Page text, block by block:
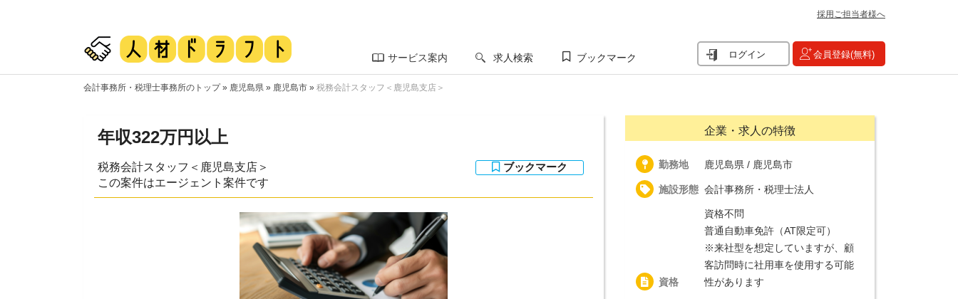
採用ご担当者様へ
サービス案内 求人検索 ブックマーク ログイン 会員登録(無料)
会計事務所・税理士事務所のトップ» 鹿児島県 » 鹿児島市 » 税務会計スタッフ＜鹿児島支店＞
年収322万円以上
税務会計スタッフ＜鹿児島支店＞
この案件はエージェント案件です
企業・求人の特徴
勤務地 鹿児島県 / 鹿児島市
施設形態 会計事務所・税理士法人
資格
資格不問
普通自動車免許（AT限定可）
※来社型を想定していますが、顧
客訪問時に社用車を使用する可能
性があります